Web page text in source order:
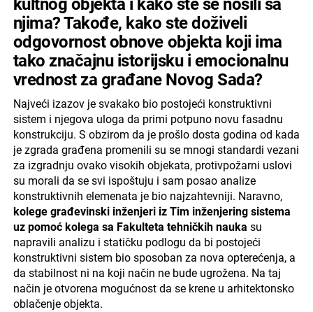
kultnog objekta i kako ste se nosili sa
njima? Takođe, kako ste doživeli
odgovornost obnove objekta koji ima
tako značajnu istorijsku i emocionalnu
vrednost za građane Novog Sada?
Najveći izazov je svakako bio postojeći konstruktivni
sistem i njegova uloga da primi potpuno novu fasadnu
konstrukciju. S obzirom da je prošlo dosta godina od kada
je zgrada građena promenili su se mnogi standardi vezani
za izgradnju ovako visokih objekata, protivpožarni uslovi
su morali da se svi ispoštuju i sam posao analize
konstruktivnih elemenata je bio najzahtevniji. Naravno,
kolege građevinski inženjeri iz Tim inženjering sistema
uz pomoć kolega sa Fakulteta tehničkih nauka su
napravili analizu i statičku podlogu da bi postojeći
konstruktivni sistem bio sposoban za nova opterećenja, a
da stabilnost ni na koji način ne bude ugrožena. Na taj
način je otvorena mogućnost da se krene u arhitektonsko
oblačenje objekta.